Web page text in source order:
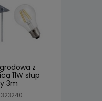
z
11W słup
3m